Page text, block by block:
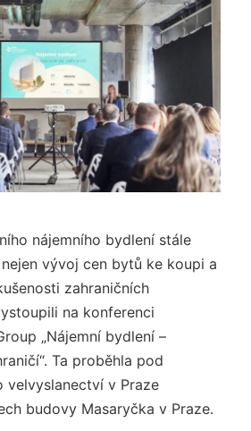
nájemního bydlení stále
vývoj cen bytů ke koupi a
zahraničních
na konferenci
„Nájemní bydlení –
Ta proběhla pod
velvyslanectví v Praze
budovy Masaryčka v Praze.